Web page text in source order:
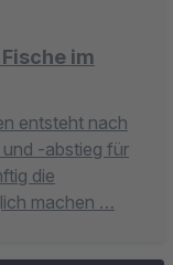
im
entsteht nach
-abstieg für
die
machen …